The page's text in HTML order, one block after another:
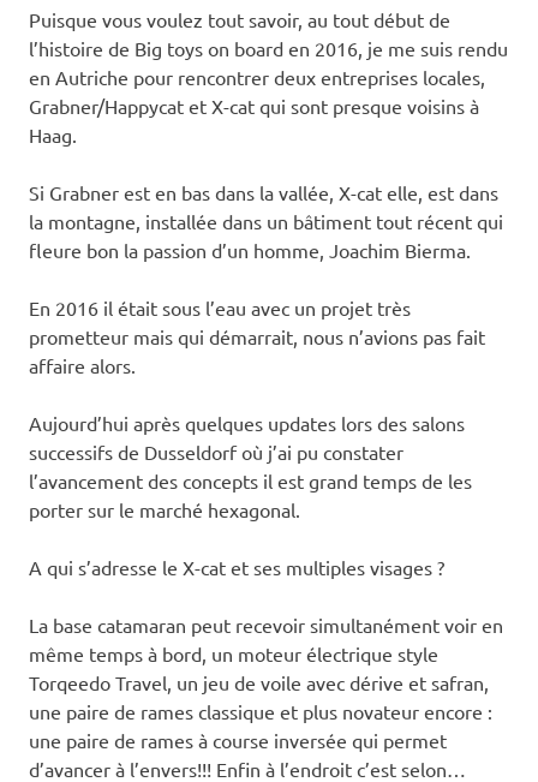
Puisque vous voulez tout savoir, au tout début de
l’histoire de Big toys on board en 2016, je me suis rendu
en Autriche pour rencontrer deux entreprises locales,
Grabner/Happycat et X-cat qui sont presque voisins à
Haag.
Si Grabner est en bas dans la vallée, X-cat elle, est dans
la montagne, installée dans un bâtiment tout récent qui
fleure bon la passion d’un homme, Joachim Bierma.
En 2016 il était sous l’eau avec un projet très
prometteur mais qui démarrait, nous n’avions pas fait
affaire alors.
Aujourd’hui après quelques updates lors des salons
successifs de Dusseldorf où j’ai pu constater
l’avancement des concepts il est grand temps de les
porter sur le marché hexagonal.
A qui s’adresse le X-cat et ses multiples visages ?
La base catamaran peut recevoir simultanément voir en
même temps à bord, un moteur électrique style
Torqeedo Travel, un jeu de voile avec dérive et safran,
une paire de rames classique et plus novateur encore :
une paire de rames à course inversée qui permet
d’avancer à l’envers!!! Enfin à l’endroit c’est selon…